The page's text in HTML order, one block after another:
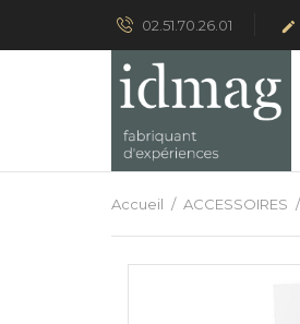
02.51.70.26.01 
Accueil ACCESSOIRES